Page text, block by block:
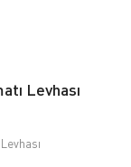
Levhası